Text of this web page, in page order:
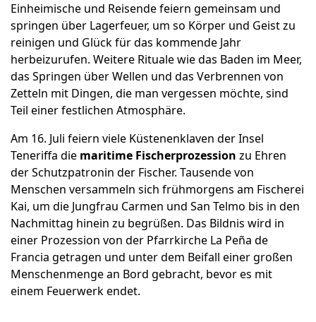
Einheimische und Reisende feiern gemeinsam und
springen über Lagerfeuer, um so Körper und Geist zu
reinigen und Glück für das kommende Jahr
herbeizurufen. Weitere Rituale wie das Baden im Meer,
das Springen über Wellen und das Verbrennen von
Zetteln mit Dingen, die man vergessen möchte, sind
Teil einer festlichen Atmosphäre.
Am 16. Juli feiern viele Küstenenklaven der Insel
Teneriffa die maritime Fischerprozession zu Ehren
der Schutzpatronin der Fischer. Tausende von
Menschen versammeln sich frühmorgens am Fischerei
Kai, um die Jungfrau Carmen und San Telmo bis in den
Nachmittag hinein zu begrüßen. Das Bildnis wird in
einer Prozession von der Pfarrkirche La Peña de
Francia getragen und unter dem Beifall einer großen
Menschenmenge an Bord gebracht, bevor es mit
einem Feuerwerk endet.